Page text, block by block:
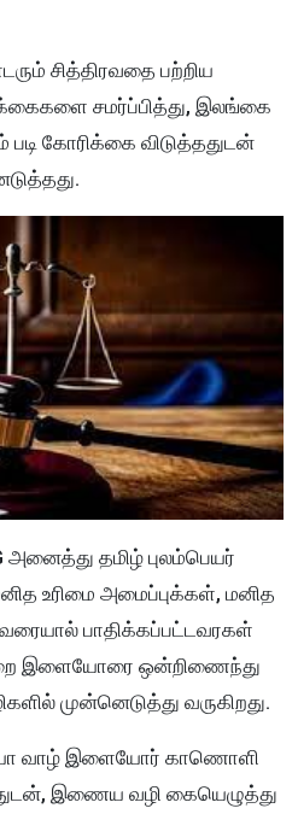
சித்திரவதை பற்றிய
சமர்ப்பித்து, இலங்கை
கோரிக்கை விடுத்ததுடன்
தமிழ் புலம்பெயர்
உரிமை அமைப்புக்கள், மனித
பாதிக்கப்பட்டவரகள்
இளையோரை ஒன்றிணைந்து
முன்னெடுத்து வருகிறது.
வாழ் இளையோர் காணொளி
இணைய வழி கையெழுத்து